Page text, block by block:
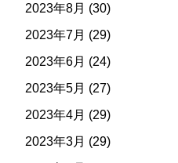
2023年8月 (30)
2023年7月 (29)
2023年6月 (24)
2023年5月 (27)
2023年4月 (29)
2023年3月 (29)